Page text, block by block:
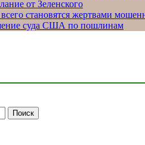
от Зеленского
становятся жертвами
суда США по пошлинам